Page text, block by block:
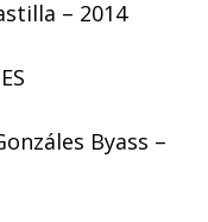
– 2014
Byass –